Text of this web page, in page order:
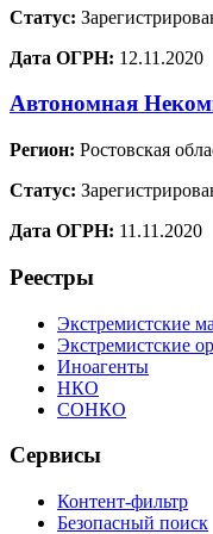
Статус:
Дата ОГРН: 12.11.2020
Автономная
Регион: Ростовская
Статус:
Дата ОГРН: 11.11.2020
Реестры
Экстремистские
Экстремистские
Иноагенты
НКО
СОНКО
Сервисы
Контент-фильтр
Безопасный поиск